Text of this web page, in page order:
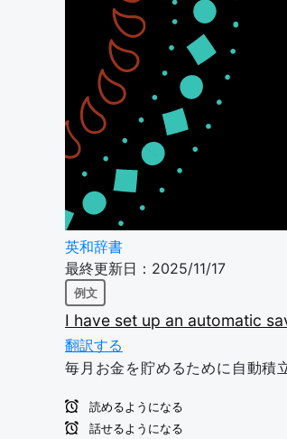
英和辞書
最終更新日：2025/11/17
例文
I have set up an automatic
翻訳する
毎月お金を貯めるために自動積
読めるようになる
話せるようになる